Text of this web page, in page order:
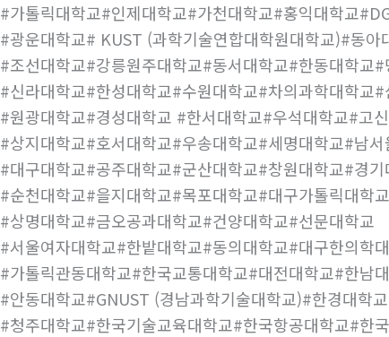
#가톨릭대학교#인제대학교#가천대학교#홍익대학교
#광운대학교# KUST (과학기술연합대학원대학교)#동아
#조선대학교#강릉원주대학교#동서대학교#한동대학교#
#신라대학교#한성대학교#수원대학교#차의과학대학교#
#원광대학교#경성대학교 #한서대학교#우석대학교#고
#상지대학교#호서대학교#우송대학교#세명대학교#남서
#대구대학교#공주대학교#군산대학교#창원대학교#경기
#순천대학교#을지대학교#목포대학교#대구가톨릭대학교
#상명대학교#금오공과대학교#건양대학교#선문대학교
#서울여자대학교#한밭대학교#동의대학교#대구한의학
#가톨릭관동대학교#한국교통대학교#대전대학교#한남
#안동대학교#GNUST (경남과학기술대학교)#한경대학교
#청주대학교#한국기술교육대학교#한국항공대학교#한